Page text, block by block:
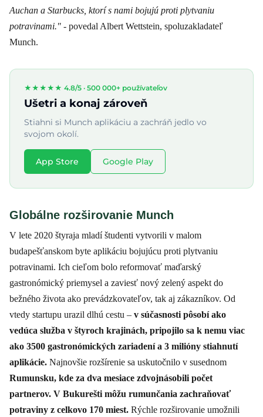
Auchan a Starbucks, ktorí s nami bojujú proti plytvaniu
potravinami." - povedal Albert Wettstein, spoluzakladateľ
Munch.
★★★★★ 4.8/5 · 500 000+ používateľov
Ušetri a konaj zároveň
Stiahni si Munch aplikáciu a zachráň jedlo vo
svojom okolí.
App Store Google Play
Globálne rozširovanie Munch
V lete 2020 štyraja mladí študenti vytvorili v malom
budapešťanskom byte aplikáciu bojujúcu proti plytvaniu
potravinami. Ich cieľom bolo reformovať maďarský
gastronómický priemysel a zaviesť nový zelený aspekt do
bežného života ako prevádzkovateľov, tak aj zákazníkov. Od
vtedy startupu urazil dlhú cestu – v súčasnosti pôsobí ako
vedúca služba v štyroch krajinách, pripojilo sa k nemu viac
ako 3500 gastronómických zariadení a 3 milióny stiahnutí
aplikácie. Najnovšie rozšírenie sa uskutočnilo v susednom
Rumunsku, kde za dva mesiace zdvojnásobili počet
partnerov. V Bukurešti môžu rumunčania zachraňovať
potraviny z celkovo 170 miest. Rýchle rozširovanie umožnili